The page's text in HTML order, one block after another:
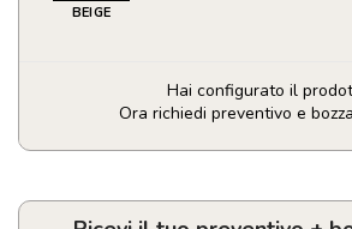
BEIGE
Hai configurato il
Ora richiedi preventivo e
Lanyard
badge